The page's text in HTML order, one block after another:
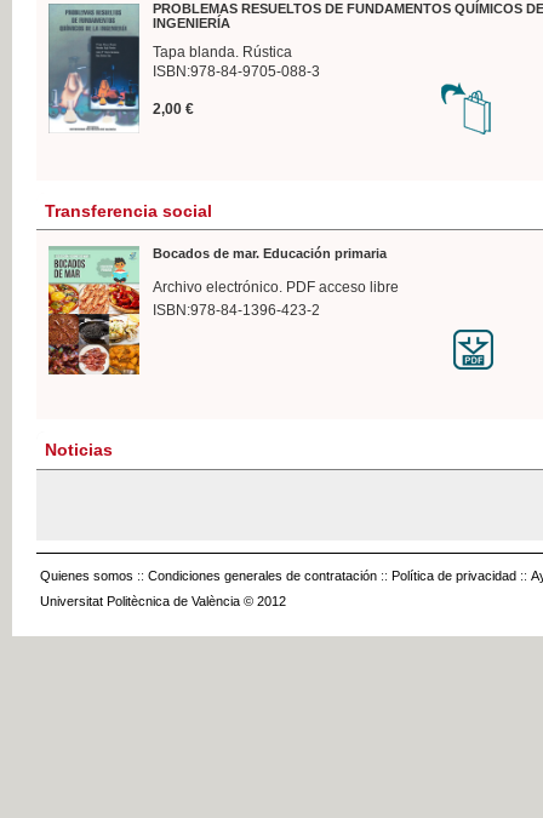
PROBLEMAS RESUELTOS DE FUNDAMENTOS QUÍMICOS
INGENIERÍA
Tapa blanda. Rústica
ISBN:978-84-9705-088-3
2,00 €
Transferencia social
Bocados de mar. Educación primaria
Archivo electrónico. PDF acceso libre
ISBN:978-84-1396-423-2
Noticias
Quienes somos :: Condiciones generales de contratación :: Política de privacidad ::
Universitat Politècnica de València © 2012